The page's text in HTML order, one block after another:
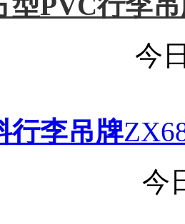
今
行李吊牌
今